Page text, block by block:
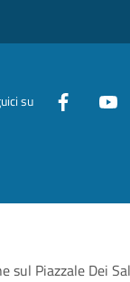
su
Piazzale Dei